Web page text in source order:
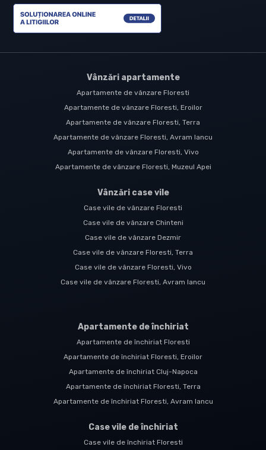
Vânzări apartamente
Apartamente de vânzare Floresti
Apartamente de vânzare Floresti, Eroilor
Apartamente de vânzare Floresti, Terra
Apartamente de vânzare Floresti, Avram Iancu
Apartamente de vânzare Floresti, Vivo
Apartamente de vânzare Floresti, Muzeul Apei
Vânzări case vile
Case vile de vânzare Floresti
Case vile de vânzare Chinteni
Case vile de vânzare Dezmir
Case vile de vânzare Floresti, Terra
Case vile de vânzare Floresti, Vivo
Case vile de vânzare Floresti, Avram Iancu
Apartamente de închiriat
Apartamente de închiriat Floresti
Apartamente de închiriat Floresti, Eroilor
Apartamente de închiriat Cluj-Napoca
Apartamente de închiriat Floresti, Terra
Apartamente de închiriat Floresti, Avram Iancu
Case vile de închiriat
Case vile de închiriat Floresti